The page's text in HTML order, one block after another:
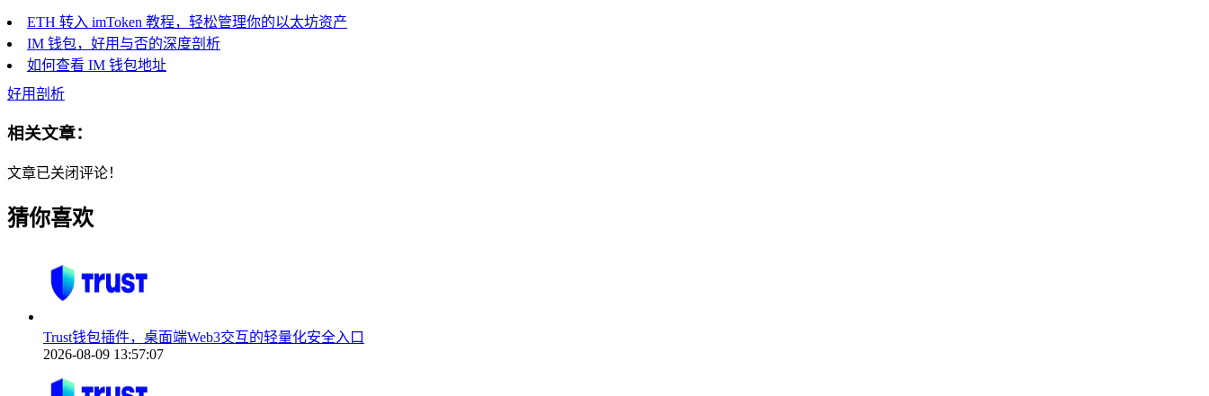
ETH 转入 imToken 教程，轻松管理你的以太坊资产
IM 钱包，好用与否的深度剖析
如何查看 IM 钱包地址
好用剖析
相关文章：
文章已关闭评论！
猜你喜欢
Trust钱包插件，桌面端Web3交互的轻量化安全入口
2026-08-09 13:57:07